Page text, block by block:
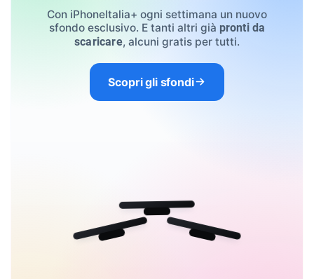
Con iPhoneItalia+ ogni settimana un nuovo
sfondo esclusivo. E tanti altri già pronti da
scaricare, alcuni gratis per tutti.
Scopri gli sfondi